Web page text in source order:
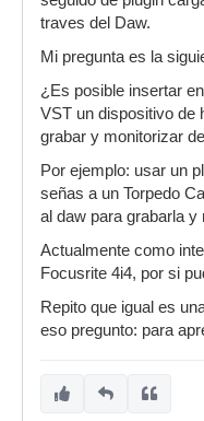
traves del Daw.
Mi pregunta es la
¿Es posible insertar
VST un dispositivo de
grabar y monitorizar
Por ejemplo: usar un
señas a un Torpedo
al daw para grabarla y
Actualmente como
Focusrite 4i4, por si
Repito que igual es
eso pregunto: para